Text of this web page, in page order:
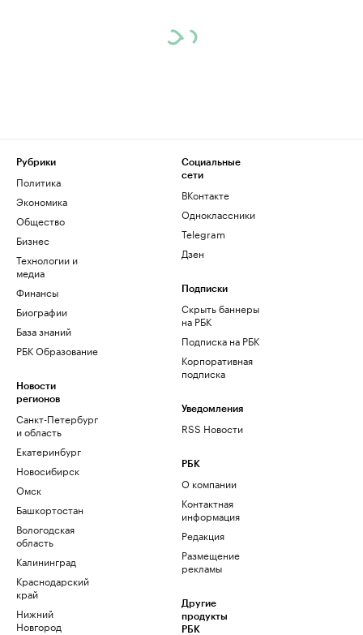
Рубрики
Политика
Экономика
Общество
Бизнес
Технологии и
медиа
Финансы
Биографии
База знаний
РБК Образование
Новости
регионов
Санкт-Петербург
и область
Екатеринбург
Новосибирск
Омск
Башкортостан
Вологодская
область
Калининград
Краснодарский
край
Нижний
Новгород
Социальные
сети
ВКонтакте
Одноклассники
Telegram
Дзен
Подписки
Скрыть баннеры
на РБК
Подписка на РБК
Корпоративная
подписка
Уведомления
RSS Новости
РБК
О компании
Контактная
информация
Редакция
Размещение
рекламы
Другие
продукты
РБК